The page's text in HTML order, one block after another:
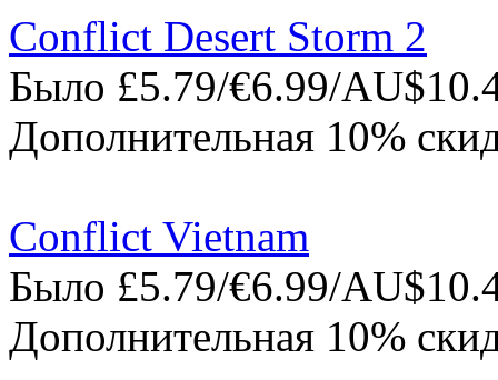
Conflict Desert Storm 2
Было £5.79/€6.99/
Дополнительная 10%
Conflict Vietnam
Было £5.79/€6.99/
Дополнительная 10%